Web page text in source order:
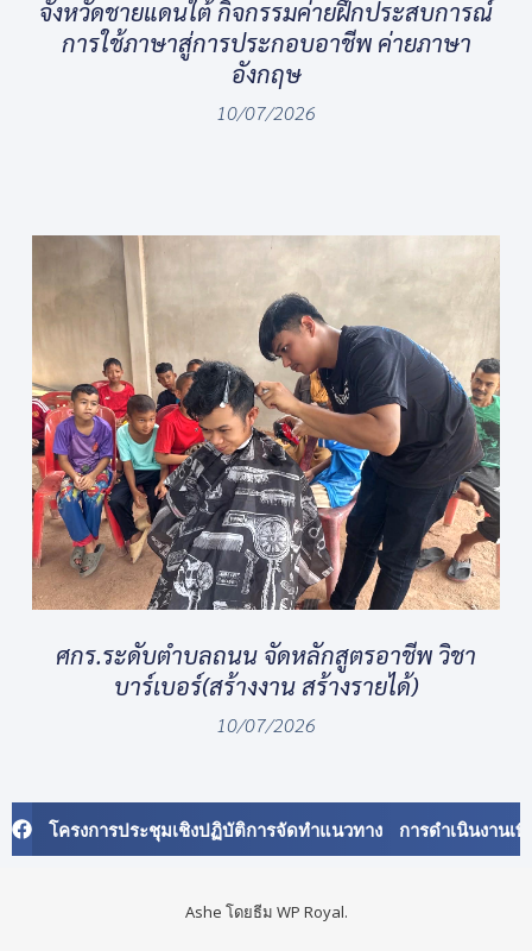
จังหวัดชายแดนใต้ กิจกรรมค่ายฝึกประสบการณ์
การใช้ภาษาสู่การประกอบอาชีพ ค่ายภาษา
อังกฤษ
10/07/2026
ศกร.ระดับตำบลถนน จัดหลักสูตรอาชีพ วิชา
บาร์เบอร์(สร้างงาน สร้างรายได้)
10/07/2026
โครงการประชุมเชิงปฏิบัติการจัดทำแนวทาง การดำเนินงา
Ashe โดยธีม WP Royal.